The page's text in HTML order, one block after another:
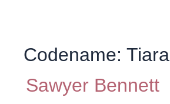
Codename: Tiara
Sawyer Bennett